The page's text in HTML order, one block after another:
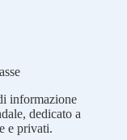
informazione
dedicato a
e privati.